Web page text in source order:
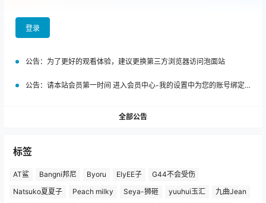
登录
公告： 为了更好的观看体验，建议更换第三方浏览器访问泡面站
公告： 请本站会员第一时间 进入会员中心-我的设置中为您的账号绑定邮箱!
全部公告
标签
AT鲨 Bangni邦尼 Byoru ElyEE子
G44不会受伤
Natsuko夏夏子
Peach milky Seya-狮砸 yuuhui玉汇
九曲Jean